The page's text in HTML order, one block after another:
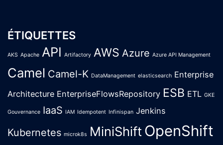
ÉTIQUETTES
AKS Apache API Artifactory AWS Azure Azure API Management
Camel Camel-K DataManagement elasticsearch Enterprise
Architecture EnterpriseFlowsRepository ESB ETL GKE
Gouvernance IaaS IAM Idempotent Infinispan Jenkins
Kubernetes microk8s MiniShift OpenShift